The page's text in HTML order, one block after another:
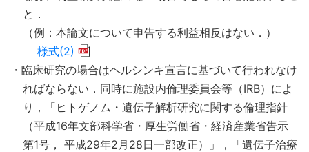
と．
（例：本論文について申告する利益相反はない．）
様式(2)
・臨床研究の場合はヘルシンキ宣言に基づいて行われなけ
ればならない．同時に施設内倫理委員会等（IRB）によ
り，「ヒトゲノム・遺伝子解析研究に関する倫理指針
（平成16年文部科学省・厚生労働省・経済産業省告示
第1号， 平成29年2月28日一部改正）」，「遺伝子治療